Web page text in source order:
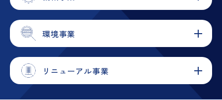
環境事業
リニューアル事業